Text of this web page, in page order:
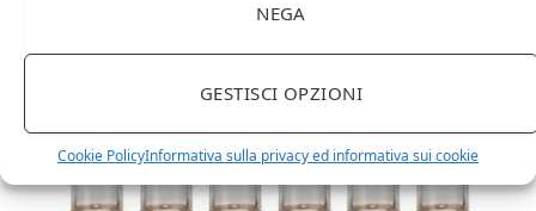
NEGA
GESTISCI OPZIONI
Cookie PolicyInformativa sulla privacy ed informativa sui cookie
trasparenti monouso 350 ML tacca 0,3 alta qualità
usa e getta bicchiere riciclabili per acqua bevande